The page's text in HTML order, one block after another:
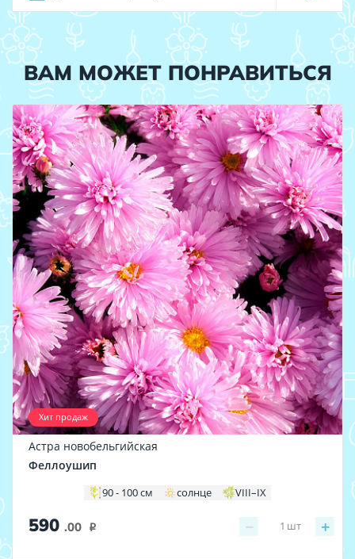
ВАМ МОЖЕТ ПОНРАВИТЬСЯ
Хит продаж
Астра новобельгийская
Феллоушип
90 - 100 см солнце VIII–IX
590 .00 i − +
1 шт